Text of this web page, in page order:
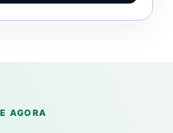
AGORA